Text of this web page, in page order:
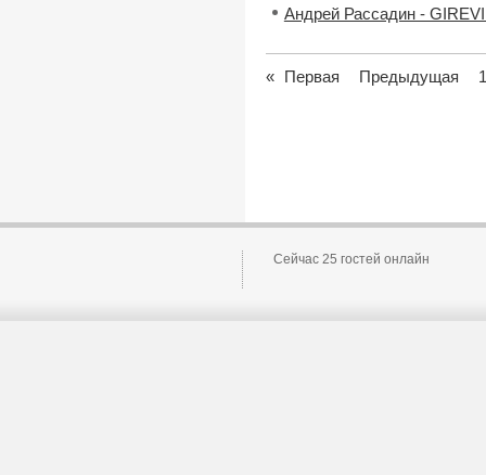
Андрей Рассадин -
« Первая Предыдущая 1
Сейчас 25 гостей онлайн